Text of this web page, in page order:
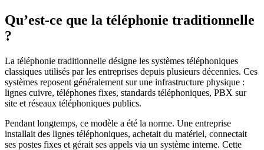
Qu’est-ce que la téléphonie traditionnelle
?
La téléphonie traditionnelle désigne les systèmes téléphoniques
classiques utilisés par les entreprises depuis plusieurs décennies. Ces
systèmes reposent généralement sur une infrastructure physique :
lignes cuivre, téléphones fixes, standards téléphoniques, PBX sur
site et réseaux téléphoniques publics.
Pendant longtemps, ce modèle a été la norme. Une entreprise
installait des lignes téléphoniques, achetait du matériel, connectait
ses postes fixes et gérait ses appels via un système interne. Cette